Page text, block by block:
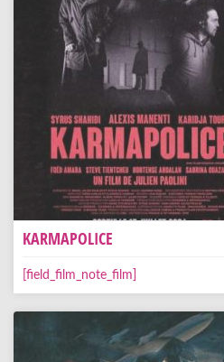
KARMAPOLICE
[field_film_note_film]